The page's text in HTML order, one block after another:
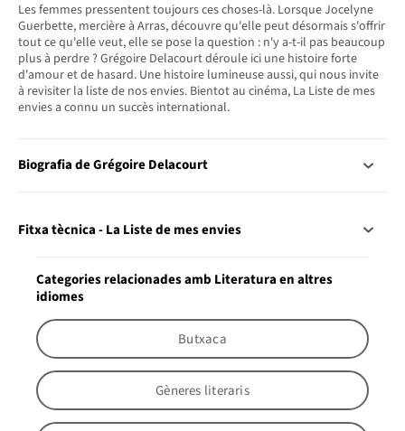
Les femmes pressentent toujours ces choses-là. Lorsque Jocelyne
Guerbette, mercière à Arras, découvre qu'elle peut désormais s'offrir
tout ce qu'elle veut, elle se pose la question : n'y a-t-il pas beaucoup
plus à perdre ? Grégoire Delacourt déroule ici une histoire forte
d'amour et de hasard. Une histoire lumineuse aussi, qui nous invite
à revisiter la liste de nos envies. Bientot au cinéma, La Liste de mes
envies a connu un succès international.
Biografia de Grégoire Delacourt
Fitxa tècnica - La Liste de mes envies
Categories relacionades amb Literatura en altres
idiomes
Butxaca
Gèneres literaris